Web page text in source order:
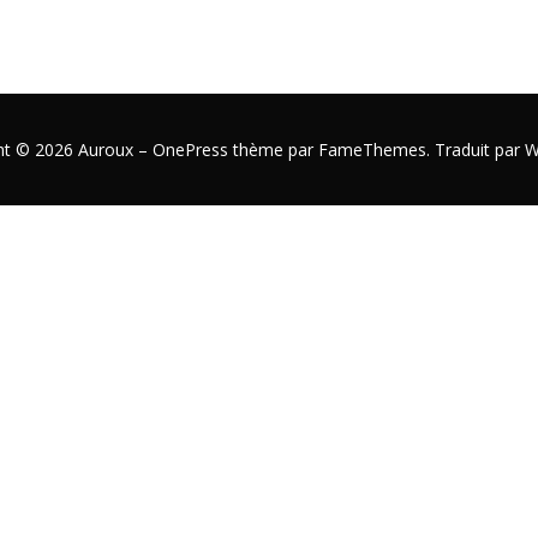
© 2026 Auroux – OnePress thème par FameThemes. Traduit par